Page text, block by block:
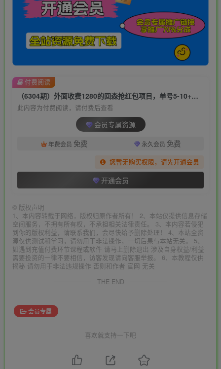
（6304期）外面收费1280的回森抢红包项目，单号5-10+【脚本+详细教程】
此内容为付费阅读，请付费后查看
会员专属资源
年费会员 免费 永久会员 免费
您暂无购买权限，请先开通会员
开通会员
付费阅读
© 版权声明
1、本内容转载于网络，版权归原作者所有！ 2、本站仅提供信息存储
空间服务，不拥有所有权，不承担相关法律责任。 3、本内容若侵犯
到你的版权利益，请联系我们，会尽快给予删除处理！ 4、本站全资
源仅供测试和学习，请勿用于非法操作，一切后果与本站无关。 5、
如遇到充值付费环节课程或软件 请马上删除退出 涉及自身权益/利益
需要投资的一律不要相信，访客发现请向客服举报。 6、本教程仅供
揭秘 请勿用于非法违规操作 否则和作者 官网 无关
THE END
会员专属
喜欢就支持一下吧